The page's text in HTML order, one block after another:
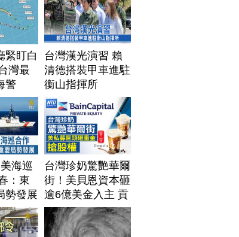
緊盯白
灣最
警
台灣漢光演習 賴
清德搭裝甲車進駐
衡山指揮所
海巡
：東
勢發展
台灣珍奶驚艷華爾
街！美貝恩資本砸
逾6億美金入主 貢
茶拓國際版圖加速
攻美？｜#財經新